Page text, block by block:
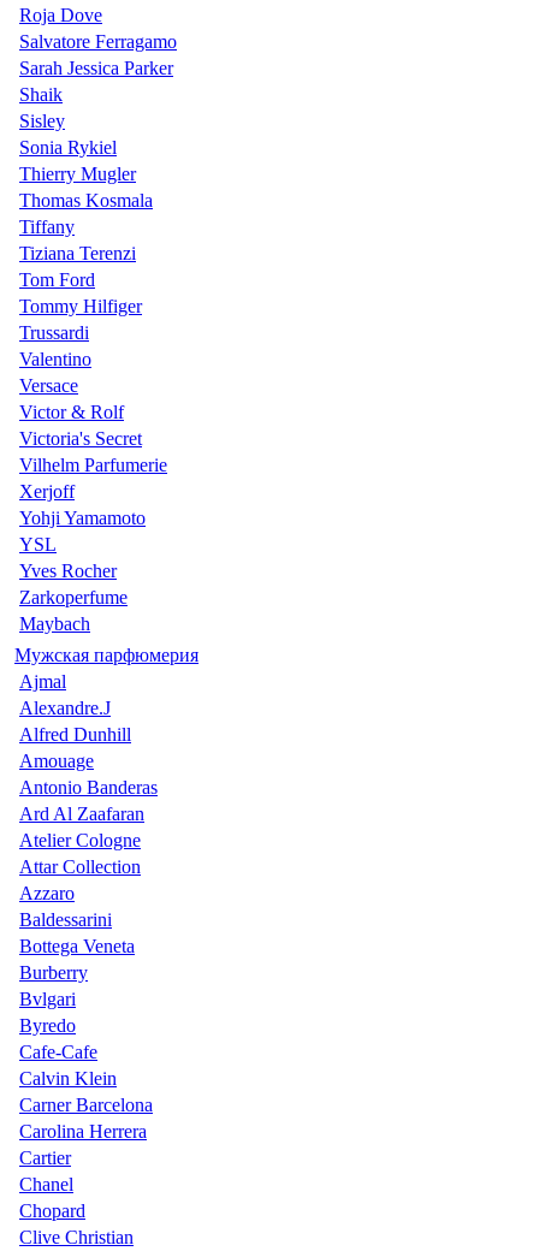
Roja Dove
Salvatore Ferragamo
Sarah Jessica Parker
Shaik
Sisley
Sonia Rykiel
Thierry Mugler
Thomas Kosmala
Tiffany
Tiziana Terenzi
Tom Ford
Tommy Hilfiger
Trussardi
Valentino
Versace
Victor & Rolf
Victoria's Secret
Vilhelm Parfumerie
Xerjoff
Yohji Yamamoto
YSL
Yves Rocher
Zarkoperfume
Maybach
Мужская парфюмерия
Ajmal
Alexandre.J
Alfred Dunhill
Amouage
Antonio Banderas
Ard Al Zaafaran
Atelier Cologne
Attar Collection
Azzaro
Baldessarini
Bottega Veneta
Burberry
Bvlgari
Byredo
Cafe-Cafe
Calvin Klein
Carner Barcelona
Carolina Herrera
Cartier
Chanel
Chopard
Clive Christian